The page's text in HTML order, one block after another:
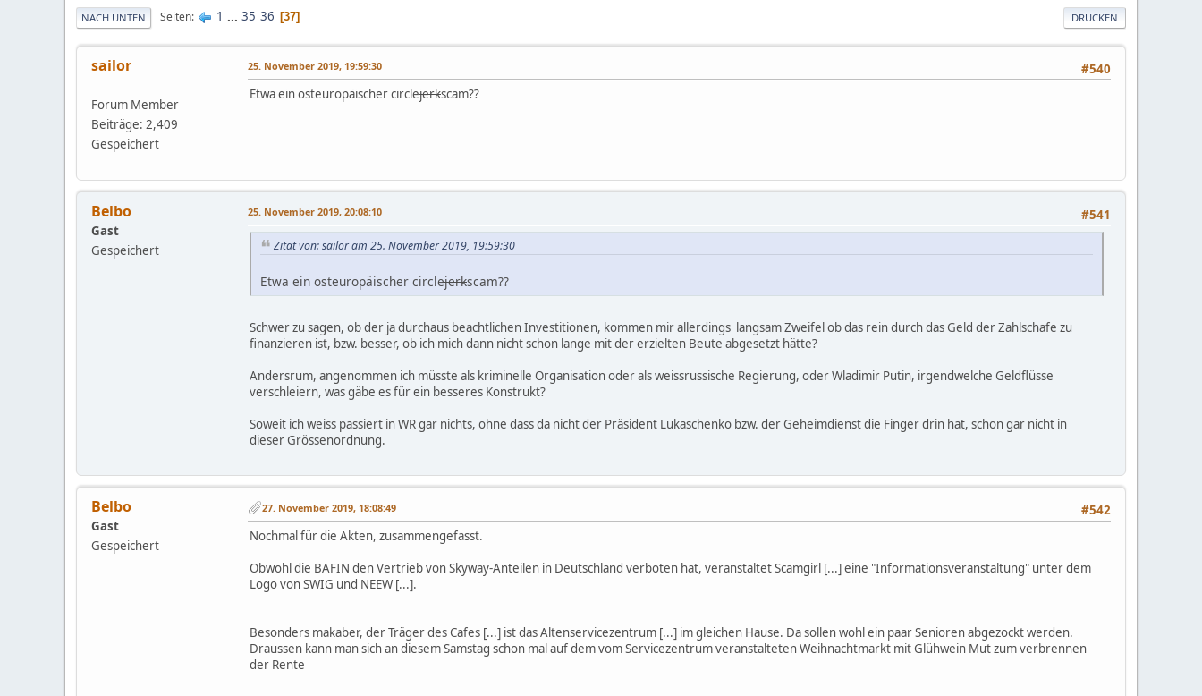
DRUCKEN
NACH UNTEN Seiten 1 ... 35 36 37
sailor
Forum Member
Beiträge: 2,409
Gespeichert
#540
25. November 2019, 19:59:30
Etwa ein osteuropäischer circlejerkscam??
Belbo
Gast
Gespeichert
#541
25. November 2019, 20:08:10
Zitat von: sailor am 25. November 2019, 19:59:30
Etwa ein osteuropäischer circlejerkscam??
Schwer zu sagen, ob der ja durchaus beachtlichen Investitionen, kommen mir allerdings langsam Zweifel ob das rein durch das Geld der Zahlschafe zu
finanzieren ist, bzw. besser, ob ich mich dann nicht schon lange mit der erzielten Beute abgesetzt hätte?
Andersrum, angenommen ich müsste als kriminelle Organisation oder als weissrussische Regierung, oder Wladimir Putin, irgendwelche Geldflüsse
verschleiern, was gäbe es für ein besseres Konstrukt?
Soweit ich weiss passiert in WR gar nichts, ohne dass da nicht der Präsident Lukaschenko bzw. der Geheimdienst die Finger drin hat, schon gar nicht in
dieser Grössenordnung.
Belbo
Gast
Gespeichert
#542
27. November 2019, 18:08:49
Nochmal für die Akten, zusammengefasst.
Obwohl die BAFIN den Vertrieb von Skyway-Anteilen in Deutschland verboten hat, veranstaltet Scamgirl [...] eine "Informationsveranstaltung" unter dem
Logo von SWIG und NEEW [...].
Besonders makaber, der Träger des Cafes [...] ist das Altenservicezentrum [...] im gleichen Hause. Da sollen wohl ein paar Senioren abgezockt werden.
Draussen kann man sich an diesem Samstag schon mal auf dem vom Servicezentrum veranstalteten Weihnachtmarkt mit Glühwein Mut zum verbrennen
der Rente